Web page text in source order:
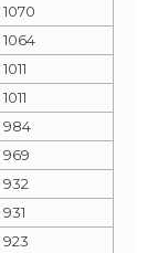
1070
1064
1011
1011
984
969
932
931
923